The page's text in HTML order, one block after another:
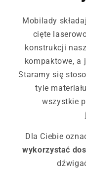
Mobilady
cięte
konstrukcji
kompaktowe, a
Staramy się
tyle
wszystkie
Dla Ciebie
wykorzystać